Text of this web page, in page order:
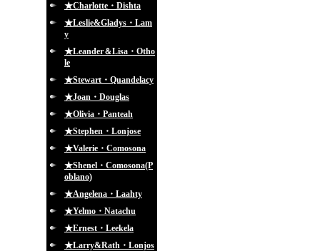
★Charlotte・Dishta
★Leslie&Gladys・Lam
y
★Leander＆Lisa・Otho
le
★Stewart・Quandelacy
★Joan・Douglas
★Olivia・Panteah
★Stephen・Lonjose
★Valerie・Comosona
★Shenel・Comosona(P
oblano)
★Angelena・Laahty
★Yelmo・Natachu
★Ernest・Leekela
★Larry&Rath・Lonjos